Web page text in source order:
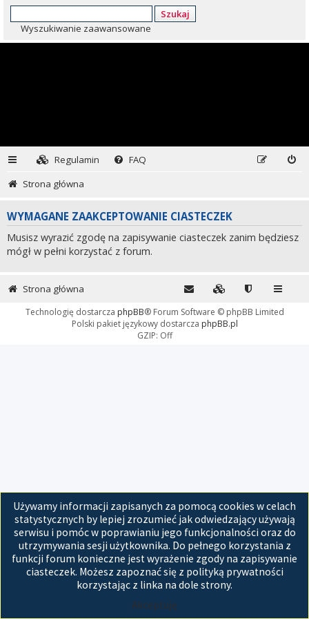
Szukaj
Wyszukiwanie zaawansowane
Regulamin
FAQ
Strona główna
WYMAGANE ZAAKCEPTOWANIE CIASTECZEK
Musisz wyrazić zgodę na zapisywanie ciasteczek zanim będziesz
mógł w pełni korzystać z forum.
Używamy informacji zapisanych za pomocą cookies w celach
statystycznych by lepiej zrozumieć jak odwiedzający używają
serwisu i pomóc w poprawianiu jego funkcjonalności oraz do
utrzymywania sesji użytkownika. Do pełnego korzystania z
funkcji forum konieczne jest wyrażenie zgody na zapisywanie
ciasteczek. Możesz zapoznać się z polityką prywatności
korzystając z linka na dole strony.
Akceptuję
Strona główna
Technologię dostarcza phpBB® Forum Software © phpBB Limited
Polski pakiet językowy dostarcza phpBB.pl
GZIP: Off